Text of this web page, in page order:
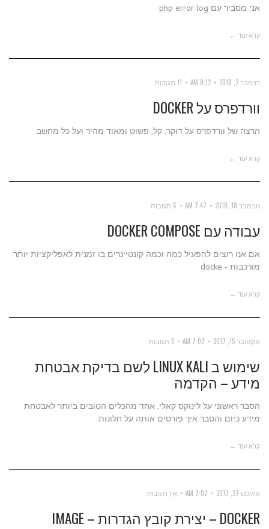
אני מסביר עם php error log
קרא עוד ←
דצמבר 2, 2018 9:12 AM 11 תגובות
וורדפרס על DOCKER
הרצה של וורדפרס על דוקר. קל, פשוט ומאוד מהיר ועל כל מחשב
קרא עוד ←
נובמבר 18, 2018 7:47 AM 6 תגובות
עבודה עם DOCKER COMPOSE
אם אנו רוצים להפעיל כמה וכמה קונטיינרים בו זמנית לאפליקציות יותר
מורכבות - docke
קרא עוד ←
אוקטובר 15, 2017 7:07 AM 5 תגובות
שימוש ב LINUX KALI לשם בדיקת אבטחת
מידע – הקדמה
הסבר ראשוני על לינוקס קאלי, אחד מהכלים הטובים ביותר לאבטחת
מידע כיום והסבר איך פורסים אותה על חלונות
קרא עוד ←
אוגוסט 27, 2017 7:07 AM אין תגובות
DOCKER – יצירת קובץ הגדרות – IMAGE